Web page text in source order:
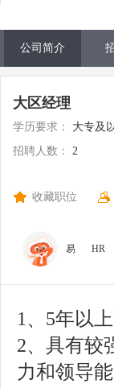
公司简介
大区经理
学历要求： 大专及
招聘人数：
2
收藏职位
易 HR
1、5年以
2、具有较
力和领导